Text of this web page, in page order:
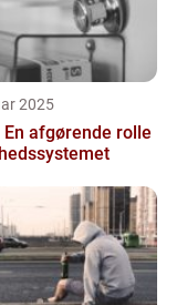
2025
afgørende rolle